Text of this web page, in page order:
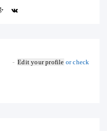
Edit your profile or check